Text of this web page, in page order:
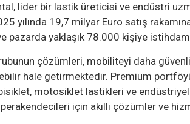
lider bir lastik üreticisi ve endüstri
yılında 19,7 milyar Euro satış
pazarda yaklaşık 78.000 kişiye
çözümleri, mobiliteyi daha
hale getirmektedir. Premium
motosiklet lastikleri ve endüstriyel
için akıllı çözümler ve